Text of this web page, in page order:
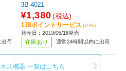
出荷
3B-4021
¥1,380 (税込)
138ポイントサービス (10%)
発売日：2019/05/18発売
在庫あり 通常24時間以内に出荷
ス機器 一覧はこちら